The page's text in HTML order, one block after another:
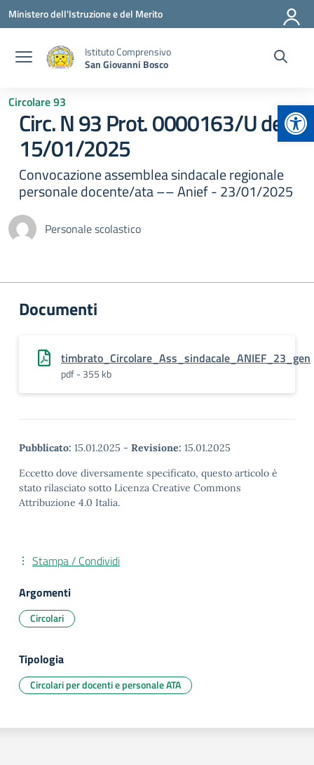
Vai ai contenuti
Vai al menu di navigazione
Vai al footer
Ministero dell'Istruzione e del Merito
Istituto Comprensivo
San Giovanni Bosco
Circolare 93
Circ. N 93 Prot. 0000163/U del
15/01/2025
Convocazione assemblea sindacale regionale
personale docente/ata –– Anief - 23/01/2025
Personale scolastico
Documenti
timbrato_Circolare_Ass_sindacale_ANIEF_23_gen
pdf - 355 kb
Pubblicato: 15.01.2025 - Revisione: 15.01.2025
Eccetto dove diversamente specificato, questo articolo è
stato rilasciato sotto Licenza Creative Commons
Attribuzione 4.0 Italia.
Stampa / Condividi
Argomenti
Circolari
Tipologia
Circolari per docenti e personale ATA